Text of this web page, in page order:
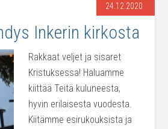
24.12.2020
Inkerin kirkosta
Rakkaat veljet ja sisaret
Kristuksessa! Haluamme
kiittää Teitä kuluneesta,
hyvin erilaisesta vuodesta.
Kiitämme esirukouksista ja